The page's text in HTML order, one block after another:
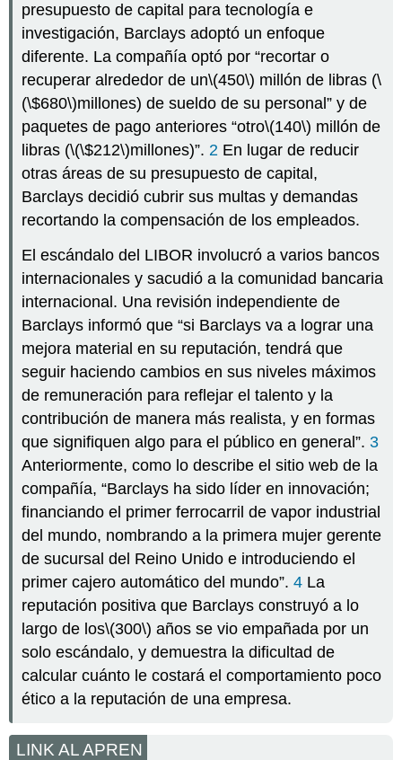
presupuesto de capital para tecnología e
investigación, Barclays adoptó un enfoque
diferente. La compañía optó por “recortar o
recuperar alrededor de un\(450\) millón de libras (\
(\$680\)millones) de sueldo de su personal” y de
paquetes de pago anteriores “otro\(140\) millón de
libras (\(\$212\)millones)”. 2 En lugar de reducir
otras áreas de su presupuesto de capital,
Barclays decidió cubrir sus multas y demandas
recortando la compensación de los empleados.
El escándalo del LIBOR involucró a varios bancos
internacionales y sacudió a la comunidad bancaria
internacional. Una revisión independiente de
Barclays informó que “si Barclays va a lograr una
mejora material en su reputación, tendrá que
seguir haciendo cambios en sus niveles máximos
de remuneración para reflejar el talento y la
contribución de manera más realista, y en formas
que signifiquen algo para el público en general”. 3
Anteriormente, como lo describe el sitio web de la
compañía, “Barclays ha sido líder en innovación;
financiando el primer ferrocarril de vapor industrial
del mundo, nombrando a la primera mujer gerente
de sucursal del Reino Unido e introduciendo el
primer cajero automático del mundo”.4 La
reputación positiva que Barclays construyó a lo
largo de los\(300\) años se vio empañada por un
solo escándalo, y demuestra la dificultad de
calcular cuánto le costará el comportamiento poco
ético a la reputación de una empresa.
LINK AL APREN